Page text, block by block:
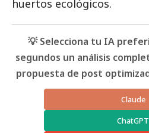
huertos ecológicos.
💡 Selecciona tu IA
segundos un análisis
propuesta de post
Claude
ChatGPT